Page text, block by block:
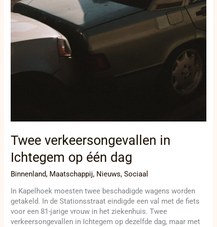
Twee verkeersongevallen in
Ichtegem op één dag
Binnenland, Maatschappij, Nieuws,Sociaal
In Kapelhoek moesten twee beschadigde wagens worden
getakeld. In de Stationsstraat eindigde een val met de fiets
voor een 81-jarige vrouw in het ziekenhuis. Twee
verkeersongevallen in Ichtegem op dezelfde dag, maar met